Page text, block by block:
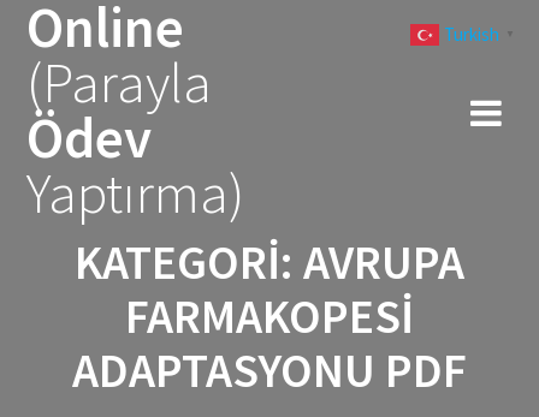
Online
(Parayla
Ödev
Yaptırma)
KATEGORI: AVRUPA
FARMAKOPESI
ADAPTASYONU PDF
Turkish ▼